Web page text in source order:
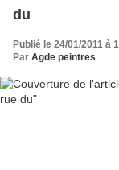
du
Publié le 24/01/2011 à
Par Agde peintres